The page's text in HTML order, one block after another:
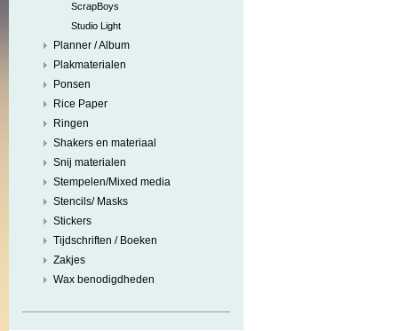
ScrapBoys
Studio Light
Planner / Album
Plakmaterialen
Ponsen
Rice Paper
Ringen
Shakers en materiaal
Snij materialen
Stempelen/Mixed media
Stencils/ Masks
Stickers
Tijdschriften / Boeken
Zakjes
Wax benodigdheden